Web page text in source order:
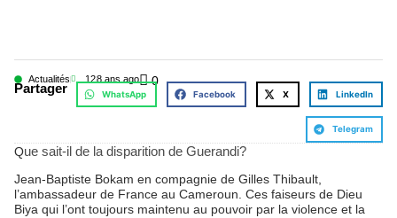
Actualités 128 ans ago 0
Partager WhatsApp Facebook X LinkedIn
Telegram
Que sait-il de la disparition de Guerandi?
Jean-Baptiste Bokam en compagnie de Gilles Thibault,
l’ambassadeur de France au Cameroun. Ces faiseurs de Dieu
Biya qui l’ont toujours maintenu au pouvoir par la violence et la